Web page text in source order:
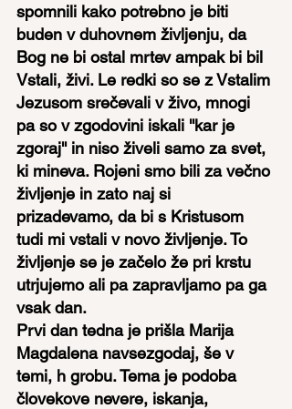
spomnili kako potrebno je biti
buden v duhovnem življenju, da
Bog ne bi ostal mrtev ampak bi bil
Vstali, živi. Le redki so se z Vstalim
Jezusom srečevali v živo, mnogi
pa so v zgodovini iskali ''kar je
zgoraj'' in niso živeli samo za svet,
ki mineva. Rojeni smo bili za večno
življenje in zato naj si
prizadevamo, da bi s Kristusom
tudi mi vstali v novo življenje. To
življenje se je začelo že pri krstu
utrjujemo ali pa zapravljamo pa ga
vsak dan.
Prvi dan tedna je prišla Marija
Magdalena navsezgodaj, še v
temi, h grobu. Tema je podoba
človekove nevere, iskanja,